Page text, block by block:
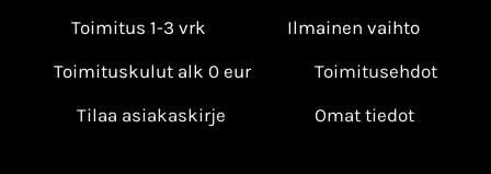
Toimitus 1-3 vrk
Ilmainen vaihto
Toimituskulut alk 0 eur
Toimitusehdot
Tilaa asiakaskirje
Omat tiedot